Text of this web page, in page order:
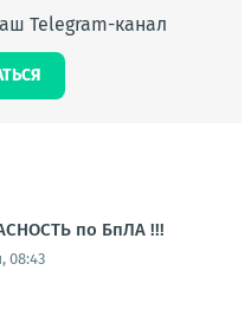
Telegram-канал
по БпЛА !!!
08:43